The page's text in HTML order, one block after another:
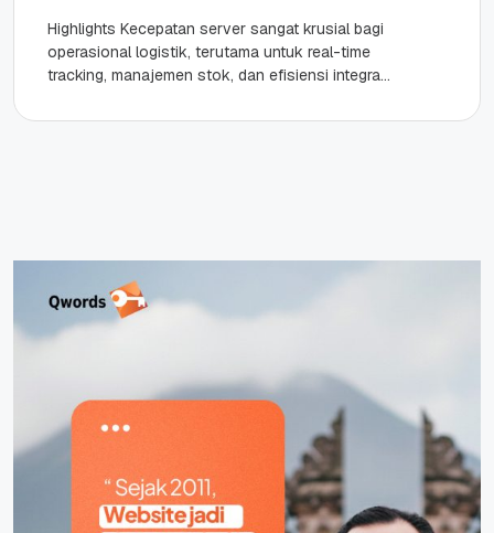
Highlights Kecepatan server sangat krusial bagi
operasional logistik, terutama untuk real-time
tracking, manajemen stok, dan efisiensi integrasi
lokal...